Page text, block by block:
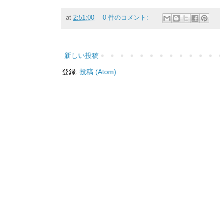
at 2:51:00 0 件のコメント:
新しい投稿
登録: 投稿 (Atom)